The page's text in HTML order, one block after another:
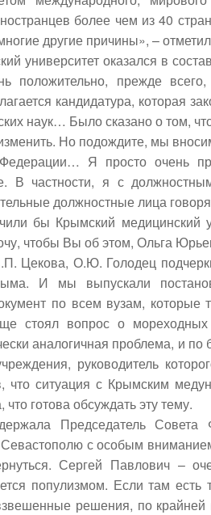
более чем из 40
другие причины», –
университет оказался в
положительно, прежде
кандидатура, которая
наук… Было сказано о том,
Но подождите, мы
Я просто очень
В частности, я с
должностные лица
бы Крымский медицинский
чтобы Вы об этом, Ольга
Цекова, О.Ю. Голодец
И мы выпускали
по всем вузам,
стоял вопрос о
аналогичная проблема, и
руководитель
что ситуация с Крымским
готова обсуждать эту тему.
Председатель
с особым
Сергей Павлович –
популизмом. Если там есть
решения, по